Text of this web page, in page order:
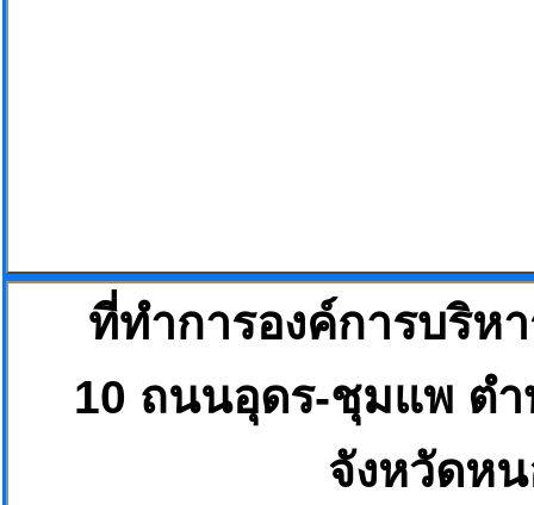
ที่ทำการองค์การบริห
10 ถนนอุดร-ชุมแพ ตำ
จังหวัดห